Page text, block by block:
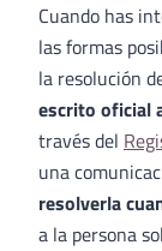
Cuando has
las formas
la resolución
escrito oficial
través del
una
resolverla
a la persona